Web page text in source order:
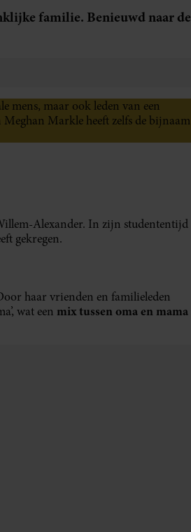
familie. Benieuwd naar de
mens, maar ook leden van een
Markle heeft zelfs de bijnaam
Alexander. In zijn studententijd
gekregen.
haar vrienden en familieleden
wat een mix tussen oma en mama